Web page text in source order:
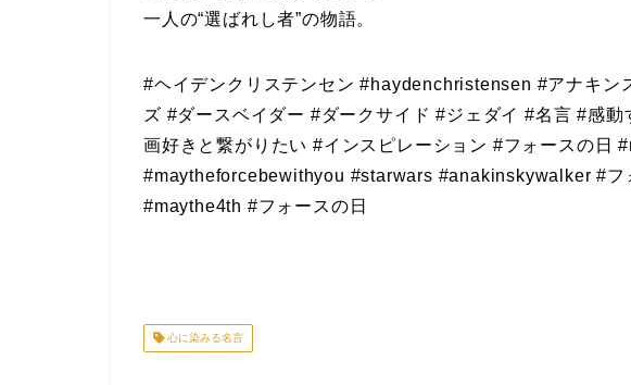
一人の“選ばれし者”の物語。
#ヘイデンクリステンセン #haydenchristensen #アナキン
ズ #ダースベイダー #ダークサイド #ジェダイ #名言 #感
画好きと繋がりたい #インスピレーション #フォースの日
#maytheforcebewithyou #starwars #anakinskywalker #フ
#maythe4th #フォースの日
心に染みる名言